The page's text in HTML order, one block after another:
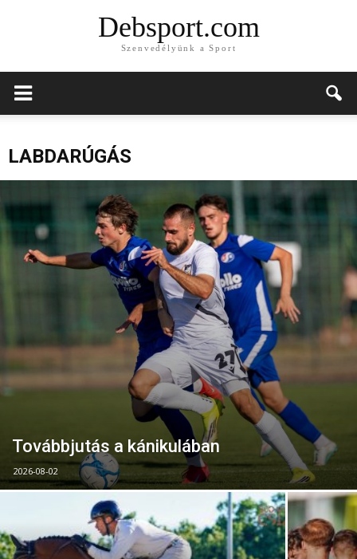
Debsport.com
Szenvedélyünk a Sport
LABDARÚGÁS
Továbbjutás a kánikulában
2026-08-02